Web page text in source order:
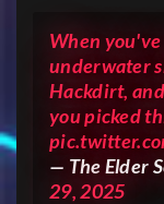
When
underwater
Hackdirt,
you picked
— The Elder
29, 2025